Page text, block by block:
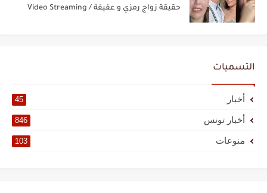
حقيقة زواج رمزي و عفيفة / Video Streaming
التسميات
أخبار 45
أخبار تونس 846
منوعات 103